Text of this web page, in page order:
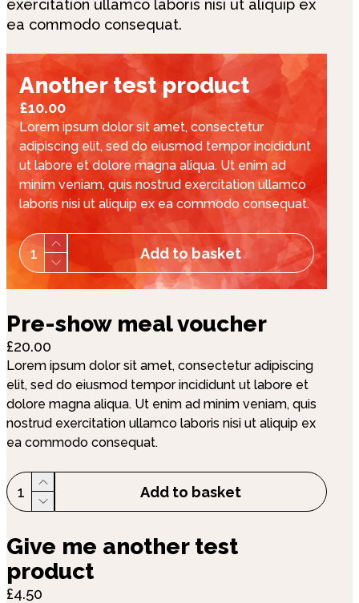
exercitation ullamco laboris nisi ut aliquip ex
ea commodo consequat.
Another test product
£10.00
Lorem ipsum dolor sit amet, consectetur
adipiscing elit, sed do eiusmod tempor incididunt
ut labore et dolore magna aliqua. Ut enim ad
minim veniam, quis nostrud exercitation ullamco
laboris nisi ut aliquip ex ea commodo consequat.
1 Add to basket
Pre-show meal voucher
£20.00
Lorem ipsum dolor sit amet, consectetur adipiscing
elit, sed do eiusmod tempor incididunt ut labore et
dolore magna aliqua. Ut enim ad minim veniam, quis
nostrud exercitation ullamco laboris nisi ut aliquip ex
ea commodo consequat.
1 Add to basket
Give me another test
product
£4.50